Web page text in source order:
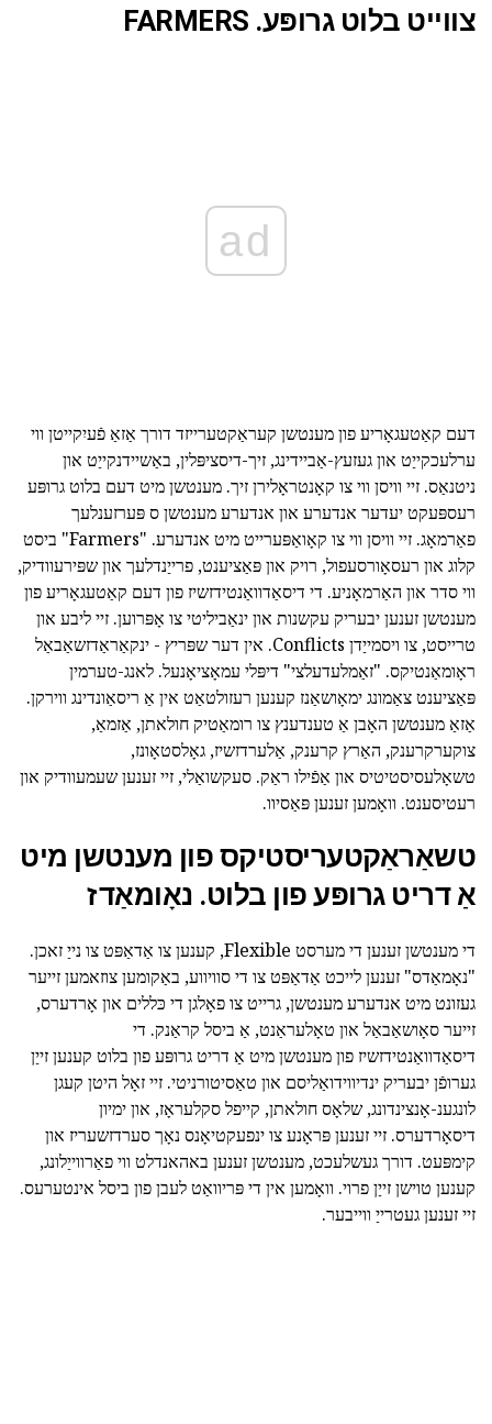
צווייט בלוט גרופּע. FARMERS
ad
דעם קאַטעגאָריע פון מענטשן קעראַקטערייזד דורך אַזאַ פֿעיִקייטן ווי
ערלעכקייַט און געזעץ-אַביידינג, זיך-דיסציפּלין, באַשיידנקייַט און
ניטנאַס. זיי וויסן ווי צו קאָנטראָלירן זיך. מענטשן מיט דעם בלוט גרופּע
רעספּעקט יעדער אנדערע און אנדערע מענטשן ס פּערזענלעך
פאַרמאָג. זיי וויסן ווי צו קאָואַפּערייט מיט אנדערע. "Farmers" ביסט
קלוג און רעסאָורסעפול, רויק און פּאַציענט, פרייַנדלעך און שפּירעוודיק,
ווי סדר און האַרמאָניע. די דיסאַדוואַנטידזשיז פון דעם קאַטעגאָריע פון
מענטשן זענען יבעריק עקשנות און ינאַביליטי צו אָפּרוען. זיי ליבע און
טרייסט, צו ויסמייַדן Conflicts. אין דער שפּריץ - ינקאַראַדזשאַבאַל
ראָומאַנטיקס. "זאַמלעדעלצי" דיפּלי עמאָציאָנעל. לאנג-טערמין
פּאַציענט צאַמונג ימאָושאַנז קענען רעזולטאַט אין אַ ריסאַונדינג ווירקן.
אַזאַ מענטשן האָבן אַ טענדענץ צו רומאַטיק חולאתן, אַזמאַ,
צוקערקרענק, האַרץ קרענק, אַלערדזשיז, גאָלסטאָונז,
טשאָלעסיסטיטיס און אַפֿילו ראַק. סעקשואַלי, זיי זענען שעמעוודיק און
רעטיסענט. וואָמען זענען פּאַסיוו.
טשאַראַקטעריסטיקס פון מענטשן מיט
אַ דריט גרופּע פון בלוט. נאָומאַדז
די מענטשן זענען די מערסט Flexible, קענען צו אַדאַפּט צו נייַ זאכן.
"נאָמאַדס" זענען לייכט אַדאַפּט צו די סוויווע, באַקומען צוזאמען זייער
געזונט מיט אנדערע מענטשן, גרייט צו פאָלגן די כּללים און אָרדערס,
זייער סאָושאַבאַל און טאָלעראַנט, אַ ביסל קראַנק. די
דיסאַדוואַנטידזשיז פון מענטשן מיט אַ דריט גרופּע פון בלוט קענען זייַן
גערופֿן יבעריק ינדיווידואַליסם און טאַסיטורניטי. זיי זאָל היטן קעגן
לונגענ-אָנצינדונג, שלאָס חולאתן, קייפל סקלעראָז, און ימיון
דיסאָרדערס. זיי זענען פּראָנע צו ינפעקטיאָנס נאָך סערדזשעריז און
קימפּעט. דורך געשלעכט, מענטשן זענען באהאנדלט ווי פאַרווייַלונג,
קענען טוישן זייַן פרוי. וואָמען אין די פּריוואַט לעבן פון ביסל אינטערעס.
זיי זענען געטרייַ ווייבער.